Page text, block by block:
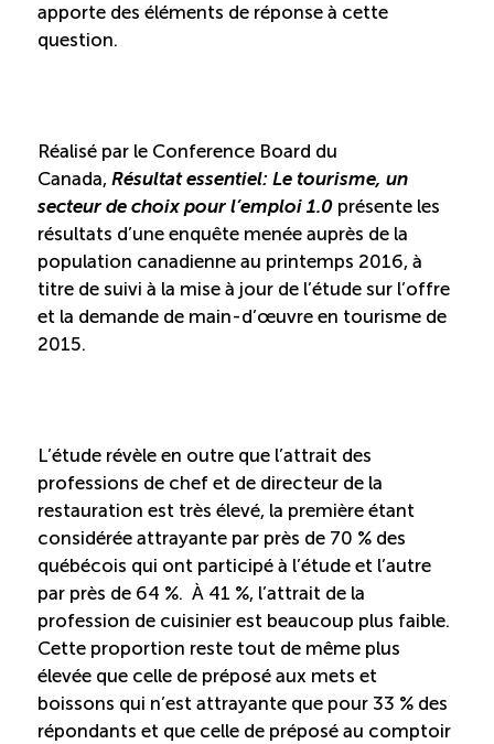
Recrutement de travailleurs étrangers
Compétences et formations
Nouvelles formations
Formation sur mesure
Programme de formation EMERIT
Apprentissage en milieu de travail (PAMT)
Reconnaissance des compétences (RCMO)
Bilan et reconnaissance des acquis (RAC)
Initiatives
apporte des éléments de réponse à cette
question.
Réalisé par le Conference Board du
Canada, Résultat essentiel: Le tourisme, un
secteur de choix pour l’emploi 1.0 présente les
résultats d’une enquête menée auprès de la
population canadienne au printemps 2016, à
titre de suivi à la mise à jour de l’étude sur l’offre
et la demande de main-d’œuvre en tourisme de
2015.
L’étude révèle en outre que l’attrait des
professions de chef et de directeur de la
restauration est très élevé, la première étant
considérée attrayante par près de 70 % des
québécois qui ont participé à l’étude et l’autre
par près de 64 %. À 41 %, l’attrait de la
profession de cuisinier est beaucoup plus faible.
Cette proportion reste tout de même plus
élevée que celle de préposé aux mets et
boissons qui n’est attrayante que pour 33 % des
répondants et que celle de préposé au comptoir